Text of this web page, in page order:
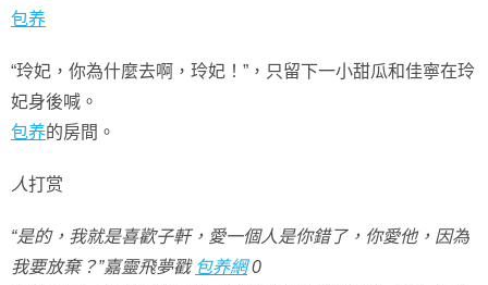
包养
“玲妃，你為什麼去啊，玲妃！”，只留下一小甜瓜和佳寧在玲
妃身後喊。
包养的房間。
人打赏
“是的，我就是喜歡子軒，愛一個人是你錯了，你愛他，因為
我要放棄？”嘉靈飛夢戳 包养網0